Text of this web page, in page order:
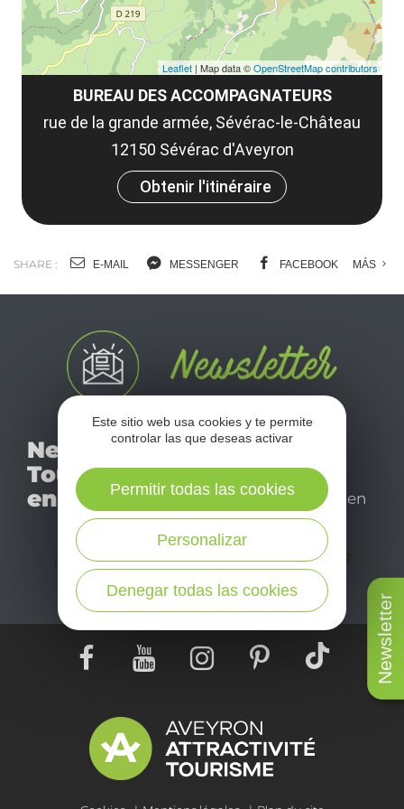
Newsletter
BUREAU DES ACCOMPAGNATEURS
rue de la grande armée, Sévérac-le-Château
12150 Sévérac d'Aveyron
Obtenir l'itinéraire
Leaflet | Map data ©OpenStreetMap contributors
SHARE : E-MAIL MESSENGER FACEBOOK MÁS
Newsletter
Tourismo
en Aveyron
No se pierda nuestro
disfrutar de su estancia en
el Aveyron.
¡SUSCRÍBASE A NUESTRO NEWSLETTER
AQUÍ!
Este sitio web usa cookies y te permite
controlar las que deseas activar
Denegar todas las cookies
Personalizar
Permitir todas las cookies